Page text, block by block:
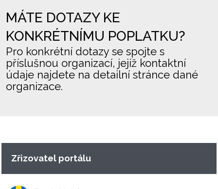
MÁTE DOTAZY KE
KONKRÉTNÍMU POPLATKU?
Pro konkrétní dotazy se spojte s
příslušnou organizací, jejíž kontaktní
údaje najdete na detailní stránce dané
organizace.
Zřizovatel portálu